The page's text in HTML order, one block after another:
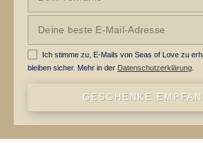
Ich stimme zu, E-Mails von Seas of Love zu
bleiben sicher. Mehr in der Datenschutzerklärung
GESCHENKE